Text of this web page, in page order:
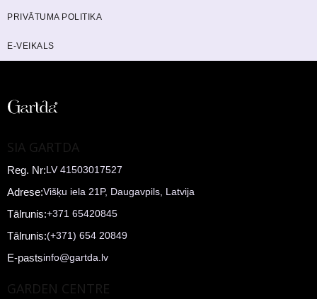
E-VEIKALS
PRIVĀTUMA POLITIKA
SIA GARTDA
Reg. Nr:LV 41503017527
Adrese:Višķu iela 21P, Daugavpils, Latvija
Tālrunis:+371 65420845
Tālrunis:(+371) 654 20849
E-pastsinfo@gartda.lv
GARDEN CENTRE